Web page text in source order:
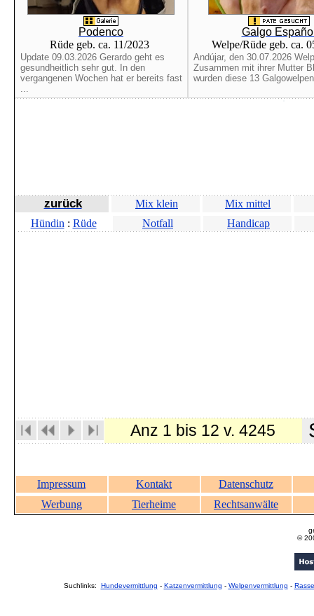
Podenco
Rüde geb. ca. 11/2023
Update 09.03.2026 Gerardo geht es
gesundheitlich sehr gut. In den
vergangenen Wochen hat er bereits fast
...
Galgo
Welpe/Rüde geb. ca.
Andújar, den 30.07.2026
Zusammen mit ihrer Mutter
wurden diese 13
zurück Mix klein
Mix mittel
Hündin : Rüde Notfall Handicap
Anz 1 bis 12 v. 4245
Impressum Kontakt
Datenschutz
Werbung
Tierheime Rechtsanwälte
©
Suchlinks: Hundevermittlung - Katzenvermittlung - Welpenvermittlung -